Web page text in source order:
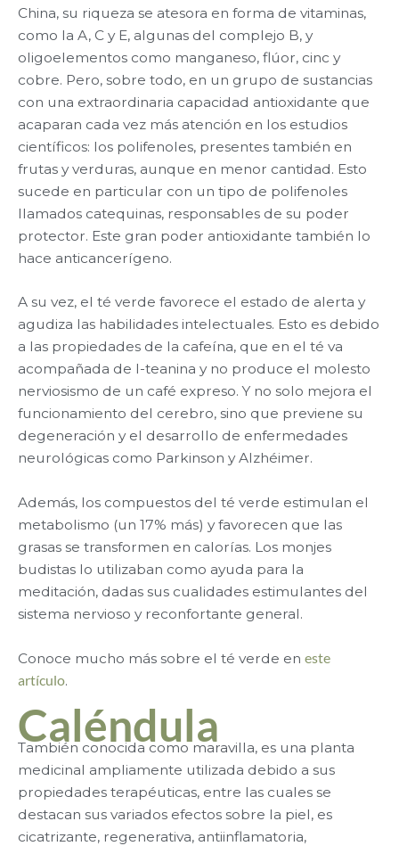
China, su riqueza se atesora en forma de vitaminas,
como la A, C y E, algunas del complejo B, y
oligoelementos como manganeso, flúor, cinc y
cobre. Pero, sobre todo, en un grupo de sustancias
con una extraordinaria capacidad antioxidante que
acaparan cada vez más atención en los estudios
científicos: los polifenoles, presentes también en
frutas y verduras, aunque en menor cantidad. Esto
sucede en particular con un tipo de polifenoles
llamados catequinas, responsables de su poder
protector. Este gran poder antioxidante también lo
hace anticancerígeno.
A su vez, el té verde favorece el estado de alerta y
agudiza las habilidades intelectuales. Esto es debido
a las propiedades de la cafeína, que en el té va
acompañada de l-teanina y no produce el molesto
nerviosismo de un café expreso. Y no solo mejora el
funcionamiento del cerebro, sino que previene su
degeneración y el desarrollo de enfermedades
neurológicas como Parkinson y Alzhéimer.
Además, los compuestos del té verde estimulan el
metabolismo (un 17% más) y favorecen que las
grasas se transformen en calorías. Los monjes
budistas lo utilizaban como ayuda para la
meditación, dadas sus cualidades estimulantes del
sistema nervioso y reconfortante general.
Conoce mucho más sobre el té verde en este
artículo.
Caléndula
También conocida como maravilla, es una planta
medicinal ampliamente utilizada debido a sus
propiedades terapéuticas, entre las cuales se
destacan sus variados efectos sobre la piel, es
cicatrizante, regenerativa, antiinflamatoria,